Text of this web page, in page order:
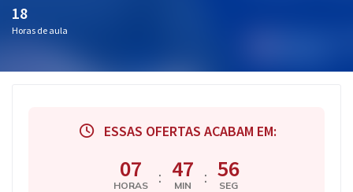
18
Horas de aula
ESSAS OFERTAS ACABAM EM:
07
HORAS : 47
MIN : 55
SEG